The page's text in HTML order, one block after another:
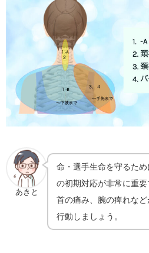
あきと
命・選手生命を守るた
の初期対応が非常に重要
首の痛み、腕の痺れな
行動しましょう。